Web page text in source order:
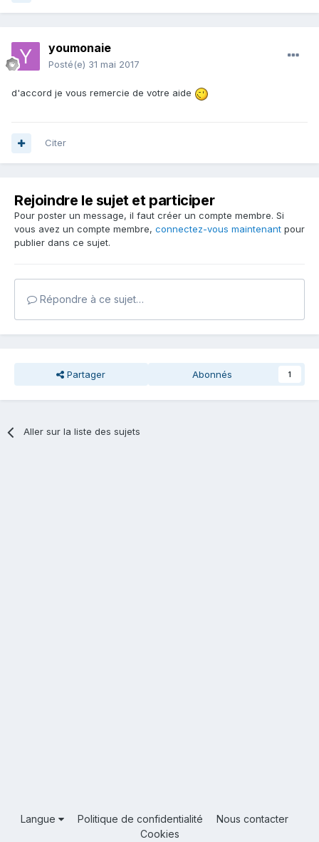
youmonaie
Posté(e) 31 mai 2017
d'accord je vous remercie de votre aide
Citer
Rejoindre le sujet et participer
Pour poster un message, il faut créer un compte membre. Si
vous avez un compte membre, connectez-vous maintenant pour
publier dans ce sujet.
Répondre à ce sujet…
Partager Abonnés 1
Aller sur la liste des sujets
Langue Politique de confidentialité
Nous contacter
Cookies